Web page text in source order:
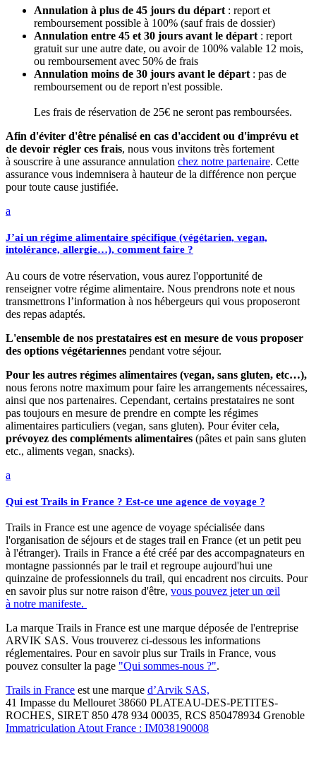
Annulation à plus de 45 jours du départ : report et
remboursement possible à 100% (sauf frais de dossier)
Annulation entre 45 et 30 jours avant le départ : report
gratuit sur une autre date, ou avoir de 100% valable 12 mois,
ou remboursement avec 50% de frais
Annulation moins de 30 jours avant le départ : pas de
remboursement ou de report n'est possible.
Les frais de réservation de 25€ ne seront pas remboursées.
Afin d'éviter d'être pénalisé en cas d'accident ou d'imprévu et
de devoir régler ces frais, nous vous invitons très fortement
à souscrire à une assurance annulation chez notre partenaire. Cette
assurance vous indemnisera à hauteur de la différence non perçue
pour toute cause justifiée.
a
J’ai un régime alimentaire spécifique (végétarien, vegan,
intolérance, allergie…), comment faire ?
Au cours de votre réservation, vous aurez l'opportunité de
renseigner votre régime alimentaire. Nous prendrons note et nous
transmettrons l’information à nos hébergeurs qui vous proposeront
des repas adaptés.
L'ensemble de nos prestataires est en mesure de vous proposer
des options végétariennes pendant votre séjour.
Pour les autres régimes alimentaires (vegan, sans gluten, etc…),
nous ferons notre maximum pour faire les arrangements nécessaires,
ainsi que nos partenaires. Cependant, certains prestataires ne sont
pas toujours en mesure de prendre en compte les régimes
alimentaires particuliers (vegan, sans gluten). Pour éviter cela,
prévoyez des compléments alimentaires (pâtes et pain sans gluten
etc., aliments vegan, snacks).
a
Qui est Trails in France ? Est-ce une agence de voyage ?
Trails in France est une agence de voyage spécialisée dans
l'organisation de séjours et de stages trail en France (et un petit peu
à l'étranger). Trails in France a été créé par des accompagnateurs en
montagne passionnés par le trail et regroupe aujourd'hui une
quinzaine de professionnels du trail, qui encadrent nos circuits. Pour
en savoir plus sur notre raison d'être, vous pouvez jeter un œil
à notre manifeste.
La marque Trails in France est une marque déposée de l'entreprise
ARVIK SAS. Vous trouverez ci-dessous les informations
réglementaires. Pour en savoir plus sur Trails in France, vous
pouvez consulter la page "Qui sommes-nous ?".
Trails in France est une marque d’Arvik SAS,
41 Impasse du Mellouret 38660 PLATEAU-DES-PETITES-
ROCHES, SIRET 850 478 934 00035, RCS 850478934 Grenoble
Immatriculation Atout France : IM038190008